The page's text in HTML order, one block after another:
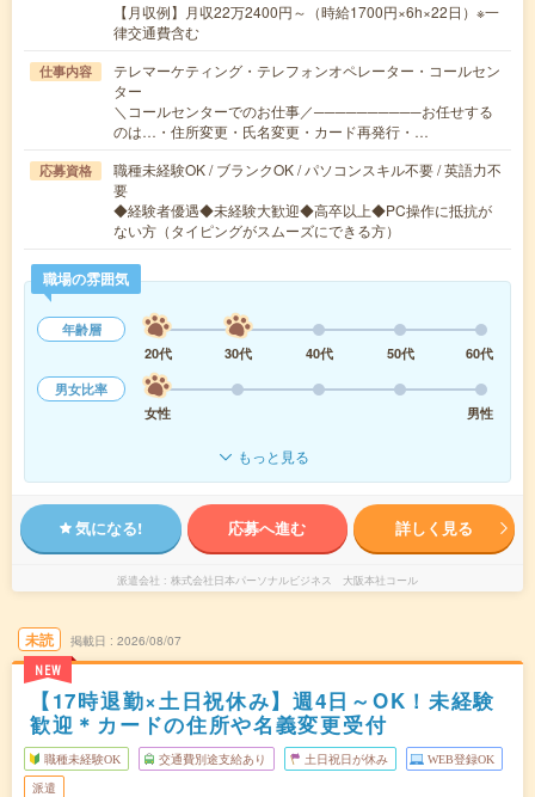
【月収例】月収22万2400円～（時給1700円×6h×22日）※一
律交通費含む
仕事内容
テレマーケティング・テレフォンオペレーター・コールセン
ター
＼コールセンターでのお仕事／──────────お任せする
のは…・住所変更・氏名変更・カード再発行・…
応募資格
職種未経験OK / ブランクOK / パソコンスキル不要 / 英語力不
要
◆経験者優遇◆未経験大歓迎◆高卒以上◆PC操作に抵抗が
ない方（タイピングがスムーズにできる方）
職場の雰囲気
年齢層
20代
30代 40代 50代
60代
男女比率
女性
男性
もっと見る
気になる! 応募へ進む 詳しく見る
派遣会社 株式会社日本パーソナルビジネス 大阪本社コール
未読
NEW
掲載日 2026/08/07
【17時退勤×土日祝休み】週4日～OK！未経験
歓迎＊カードの住所や名義変更受付
職種未経験OK 交通費別途支給あり 土日祝日が休み WEB登録OK
派遣